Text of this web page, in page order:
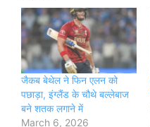
जैकब बेथेल ने फिन एलन को
पछाड़ा, इंग्लैंड के चौथे बल्लेबाज
बने शतक लगाने में
March 6, 2026